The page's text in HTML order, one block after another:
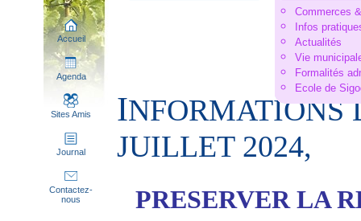
Accueil
Agenda
Sites Amis
Journal
Contactez-
nous
Commerces
Infos
Actualités
Vie
Formalités
Ecole de
INFORMATIONS
JUILLET 2024,
PRESERVER LA